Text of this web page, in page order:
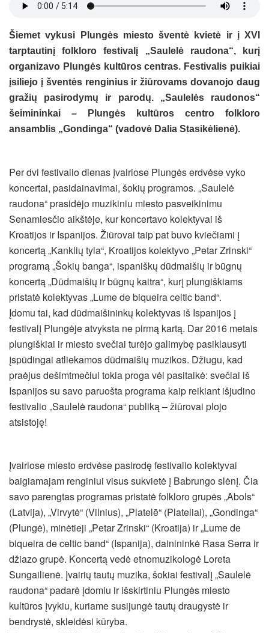
Šiemet vykusi Plungės miesto šventė kvietė ir į XVI
tarptautinį folkloro festivalį „Saulelė raudona“, kurį
organizavo Plungės kultūros centras. Festivalis puikiai
įsiliejo į šventės renginius ir žiūrovams dovanojo daug
gražių pasirodymų ir parodų. „Saulelės raudonos“
šeimininkai – Plungės kultūros centro folkloro
ansamblis „Gondinga“ (vadovė Dalia Stasikėlienė).
Per dvi festivalio dienas įvairiose Plungės erdvėse vyko
koncertai, pasidainavimai, šokių programos. „Saulelė
raudona“ prasidėjo muzikiniu miesto pasveikinimu
Senamiesčio aikštėje, kur koncertavo kolektyvai iš
Kroatijos ir Ispanijos. Žiūrovai taip pat buvo kviečiami į
koncertą „Kanklių tyla“, Kroatijos kolektyvo „Petar Zrinski“
programą „Šokių banga“, ispaniškų dūdmaišių ir būgnų
koncertą „Dūdmaišių ir būgnų kaitra“, kurį plungiškiams
pristatė kolektyvas „Lume de biqueira celtic band“.
Įdomu tai, kad dūdmaišininkų kolektyvas iš Ispanijos į
festivalį Plungėje atvyksta ne pirmą kartą. Dar 2016 metais
plungiškiai ir miesto svečiai turėjo galimybę pasiklausyti
įspūdingai atliekamos dūdmaišių muzikos. Džiugu, kad
praėjus dešimtmečiui tokia proga vėl pasitaikė: svečiai iš
Ispanijos su savo paruošta programa kaip reikiant išjudino
festivalio „Saulelė raudona“ publiką – žiūrovai plojo
atsistoję!
Įvairiose miesto erdvėse pasirodę festivalio kolektyvai
baigiamajam renginiui visus sukvietė į Babrungo slėnį. Čia
savo parengtas programas pristatė folkloro grupės „Abols“
(Latvija), „Virvytė“ (Vilnius), „Platelē“ (Plateliai), „Gondinga“
(Plungė), minėtieji „Petar Zrinski“ (Kroatija) ir „Lume de
biqueira de celtic band“ (Ispanija), dainininkė Rasa Serra ir
džiazo grupė. Koncertą vedė etnomuzikologė Loreta
Sungailienė. Įvairių tautų muzika, šokiai festivalį „Saulelė
raudona“ padarė įdomiu ir išskirtiniu Plungės miesto
kultūros įvykiu, kuriame susijungė tautų draugystė ir
bendrystė, skleidėsi kūryba.